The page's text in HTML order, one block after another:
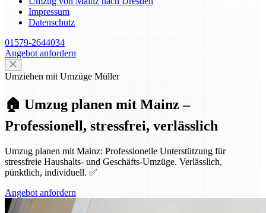
Impressum
Datenschutz
01579-2644034
Angebot anfordern
Umziehen mit Umzüge Müller
🏠 Umzug planen mit Mainz –
Professionell, stressfrei, verlässlich
Umzug planen mit Mainz: Professionelle Unterstützung für
stressfreie Haushalts- und Geschäfts-Umzüge. Verlässlich,
pünktlich, individuell. ✅
Angebot anfordern